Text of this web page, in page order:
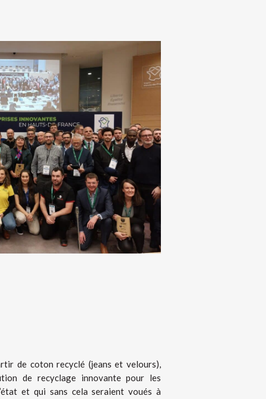
de coton recyclé (jeans et velours),
de recyclage innovante pour les
et qui sans cela seraient voués à